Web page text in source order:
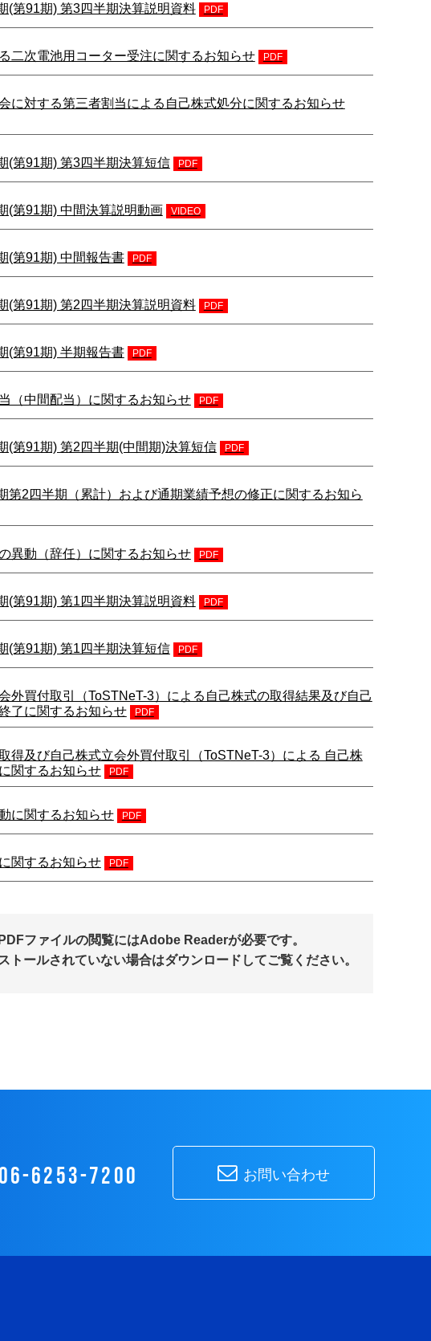
(第91期) 第3四半期決算説明資料 PDF
二次電池用コーター受注に関するお知らせ PDF
に対する第三者割当による自己株式処分に関するお知らせ
(第91期) 第3四半期決算短信 PDF
(第91期) 中間決算説明動画 VIDEO
(第91期) 中間報告書 PDF
(第91期) 第2四半期決算説明資料 PDF
(第91期) 半期報告書 PDF
（中間配当）に関するお知らせ PDF
(第91期) 第2四半期(中間期)決算短信 PDF
第2四半期（累計）および通期業績予想の修正に関するお知ら
異動（辞任）に関するお知らせ PDF
(第91期) 第1四半期決算説明資料 PDF
(第91期) 第1四半期決算短信 PDF
外買付取引（ToSTNeT-3）による自己株式の取得結果及び自己
了に関するお知らせ
PDF
得及び自己株式立会外買付取引（ToSTNeT-3）による 自己株
関するお知らせ
PDF
に関するお知らせ PDF
関するお知らせ PDF
ファイルの閲覧にはAdobe Readerが必要です。
トールされていない場合はダウンロードしてご覧ください。
6253-7200 お問い合わせ